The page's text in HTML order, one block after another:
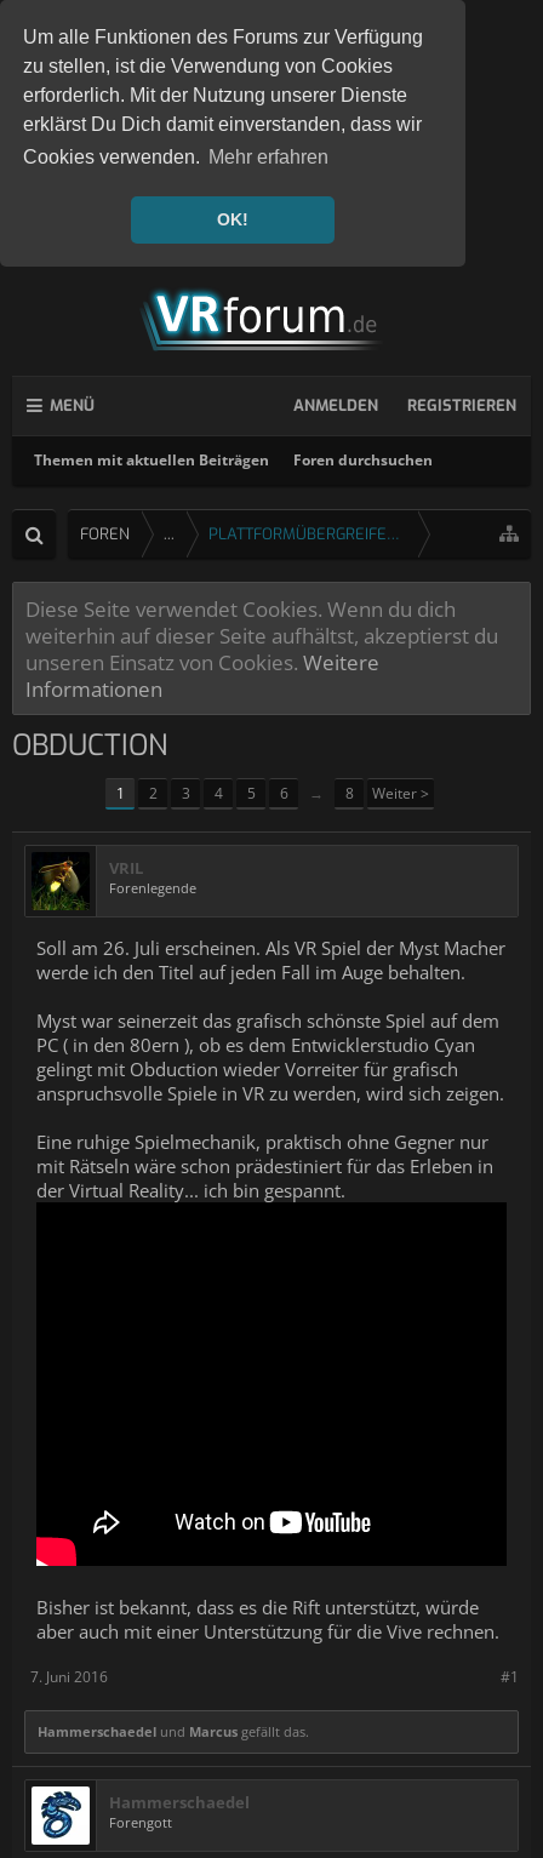
Um alle Funktionen des Forums zur Verfügung
zu stellen, ist die Verwendung von Cookies
erforderlich. Mit der Nutzung unserer Dienste
erklärst Du Dich damit einverstanden, dass wir
Cookies verwenden. Mehr erfahren
OK!
MENÜ
Themen mit aktuellen Beiträgen Foren durchsuchen
ANMELDEN REGISTRIEREN
FOREN ... PLATTFORMÜBERGREIFENDE SPIELE
Diese Seite verwendet Cookies. Wenn du dich
weiterhin auf dieser Seite aufhältst, akzeptierst du
unseren Einsatz von Cookies. Weitere
Informationen
OBDUCTION
1 2 3 4 5 6 → 8 Weiter >
VRIL
Forenlegende
Soll am 26. Juli erscheinen. Als VR Spiel der Myst Macher
werde ich den Titel auf jeden Fall im Auge behalten.
Myst war seinerzeit das grafisch schönste Spiel auf dem
PC ( in den 80ern ), ob es dem Entwicklerstudio Cyan
gelingt mit Obduction wieder Vorreiter für grafisch
anspruchsvolle Spiele in VR zu werden, wird sich zeigen.
Eine ruhige Spielmechanik, praktisch ohne Gegner nur
mit Rätseln wäre schon prädestiniert für das Erleben in
der Virtual Reality... ich bin gespannt.
Bisher ist bekannt, dass es die Rift unterstützt, würde
aber auch mit einer Unterstützung für die Vive rechnen.
#1
7. Juni 2016
Hammerschaedel und Marcus gefällt das.
Hammerschaedel
Forengott